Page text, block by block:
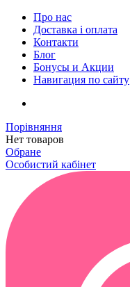
Про нас
Доставка і оплата
Контакти
Блог
Бонусы и Акции
Навигация по сайту
Порівняння
Нет товаров
Обране
Особистий кабінет